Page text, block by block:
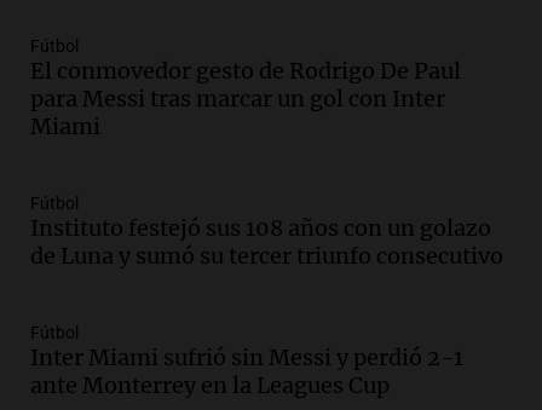
Episodios
Audio.La historia de la servilleta que
firmó Jorge Messi para el primer
contrato de Leo con Barcelona
Audio.Joan Gaspart: "Sin Jorge, no sé si
Messi hubiera llegado adonde llegó"
Audio.El orgullo y el sueño argentino de
Jorge Messi en una entrevista con Rony
Fútbol
El conmovedor gesto de Rodrigo De Paul
para Messi tras marcar un gol con Inter
Miami
Fútbol
Instituto festejó sus 108 años con un golazo
de Luna y sumó su tercer triunfo consecutivo
Fútbol
Inter Miami sufrió sin Messi y perdió 2-1
ante Monterrey en la Leagues Cup